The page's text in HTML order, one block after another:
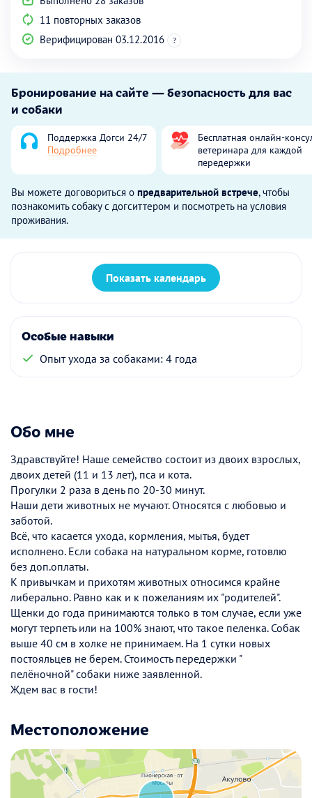
11 повторных заказов
Верифицирован 03.12.2016
?
Бронирование на сайте — безопасность для вас
и собаки
Поддержка Догси 24/7
Подробнее
Бесплатная онлайн-
ветеринара для каждой
передержки
Вы можете договориться о предварительной встрече, чтобы
познакомить собаку с догситтером и посмотреть на условия
проживания.
Показать календарь
Особые навыки
Опыт ухода за собаками: 4 года
Обо мне
Здравствуйте! Наше семейство состоит из двоих взрослых,
двоих детей (11 и 13 лет), пса и кота.
Прогулки 2 раза в день по 20-30 минут.
Наши дети животных не мучают. Относятся с любовью и
заботой.
Всё, что касается ухода, кормления, мытья, будет
исполнено. Если собака на натуральном корме, готовлю
без доп.оплаты.
К привычкам и прихотям животных относимся крайне
либерально. Равно как и к пожеланиям их "родителей".
Щенки до года принимаются только в том случае, если уже
могут терпеть или на 100% знают, что такое пеленка. Собак
выше 40 см в холке не принимаем. На 1 сутки новых
постояльцев не берем. Стоимость передержки "
пелëночной" собаки ниже заявленной.
Ждем вас в гости!
Местоположение